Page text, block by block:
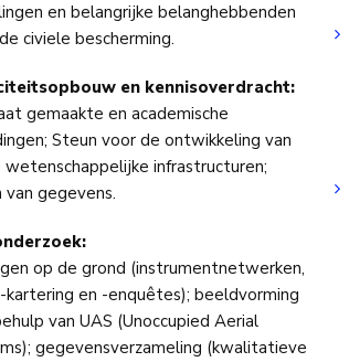
en belangrijke belanghebbenden
civiele bescherming.
en kennisoverdracht:
gemaakte en academische
Steun voor de ontwikkeling van
wetenschappelijke infrastructuren;
van gegevens.
op de grond (instrumentnetwerken,
kartering en -enquêtes); beeldvorming
van UAS (Unoccupied Aerial
gegevensverzameling (kwalitatieve